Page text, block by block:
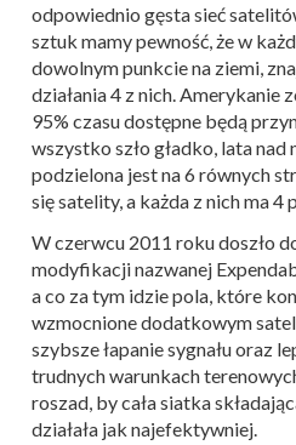
odpowiednio gęsta sieć
sztuk mamy pewność, że w
dowolnym punkcie na ziemi,
działania 4 z nich. Amerykanie
95% czasu dostępne będą
wszystko szło gładko, lata nad
podzielona jest na 6 równych
się satelity, a każda z nich ma 4
W czerwcu 2011 roku doszło
modyfikacji nazwanej
a co za tym idzie pola, które
wzmocnione dodatkowym
szybsze łapanie sygnału oraz
trudnych warunkach
roszad, by cała siatka
działała jak najefektywniej.